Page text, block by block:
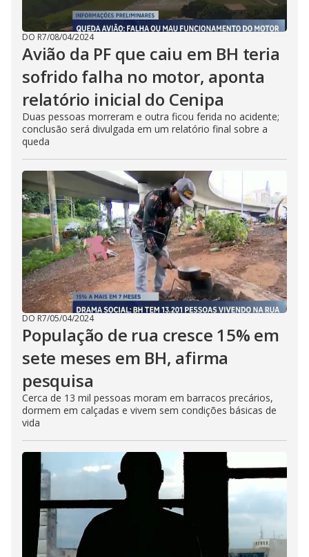
DO R7/08/04/2024
Avião da PF que caiu em BH teria
sofrido falha no motor, aponta
relatório inicial do Cenipa
Duas pessoas morreram e outra ficou ferida no acidente;
conclusão será divulgada em um relatório final sobre a
queda
DO R7/05/04/2024
População de rua cresce 15% em
sete meses em BH, afirma
pesquisa
Cerca de 13 mil pessoas moram em barracos precários,
dormem em calçadas e vivem sem condições básicas de
vida